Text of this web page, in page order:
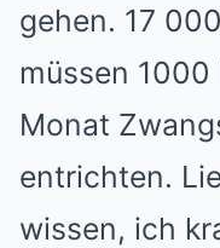
gehen. 17
müssen
Monat
entrichten.
wissen, ich